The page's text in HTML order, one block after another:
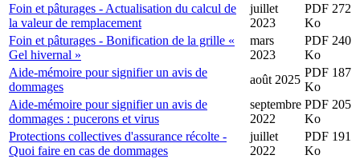
Foin et pâturages - Actualisation du calcul de
la valeur de remplacement
juillet
2023
PDF 272
Ko
Foin et pâturages - Bonification de la grille «
Gel hivernal »
mars
2023
PDF 240
Ko
Aide-mémoire pour signifier un avis de
dommages
août 2025
PDF 187
Ko
Aide-mémoire pour signifier un avis de
dommages : pucerons et virus
septembre
2022
PDF 205
Ko
Protections collectives d'assurance récolte -
Quoi faire en cas de dommages
juillet
2022
PDF 191
Ko